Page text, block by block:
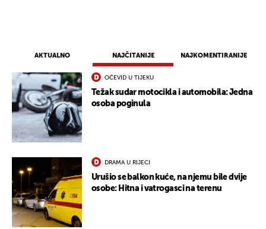
AKTUALNO NAJČITANIJE NAJKOMENTIRANIJE
OČEVID U TIJEKU
Težak sudar motocikla i automobila: Jedna
osoba poginula
DRAMA U RIJECI
Urušio se balkon kuće, na njemu bile dvije
osobe: Hitna i vatrogasci na terenu